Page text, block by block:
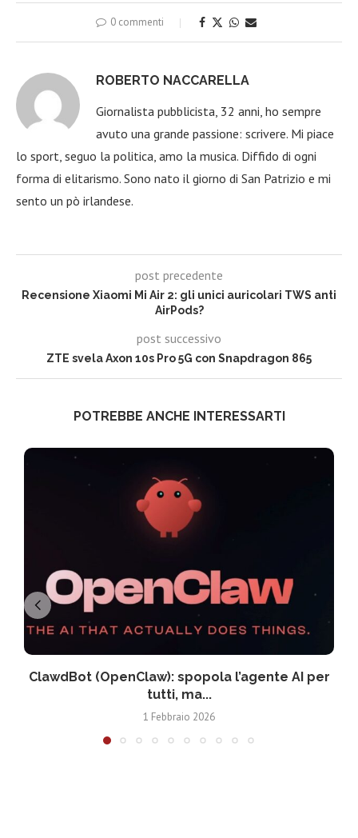
0 commenti
ROBERTO NACCARELLA
Giornalista pubblicista, 32 anni, ho sempre
avuto una grande passione: scrivere. Mi piace
lo sport, seguo la politica, amo la musica. Diffido di ogni
forma di elitarismo. Sono nato il giorno di San Patrizio e mi
sento un pò irlandese.
post precedente
Recensione Xiaomi Mi Air 2: gli unici auricolari TWS anti
AirPods?
post successivo
ZTE svela Axon 10s Pro 5G con Snapdragon 865
POTREBBE ANCHE INTERESSARTI
ClawdBot (OpenClaw): spopola l’agente AI per
tutti, ma...
1 Febbraio 2026